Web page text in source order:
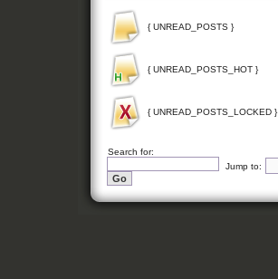
{ UNREAD_POSTS }
{ UNREAD_POSTS_HOT }
{ UNREAD_POSTS_LOCKED }
Search for:
Jump to: